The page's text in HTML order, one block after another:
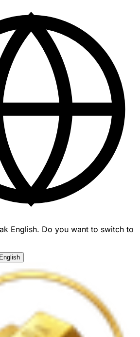
English. Do you want to switch to